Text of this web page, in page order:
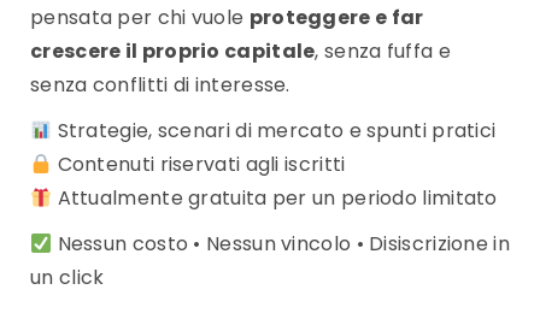
pensata per chi vuole proteggere e far
crescere il proprio capitale, senza fuffa e
senza conflitti di interesse.
Strategie, scenari di mercato e spunti pratici
Contenuti riservati agli iscritti
Attualmente gratuita per un periodo limitato
Nessun costo • Nessun vincolo • Disiscrizione in
un click